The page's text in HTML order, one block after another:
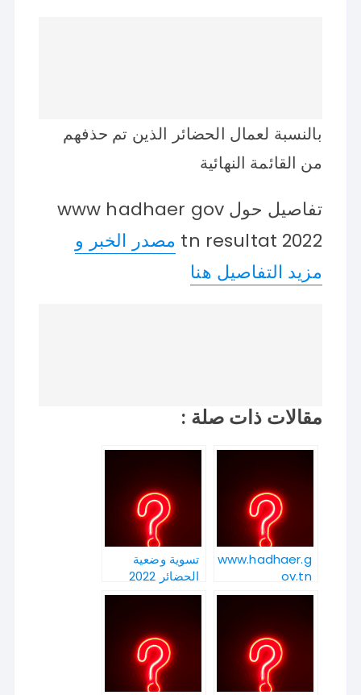
بالنسبة لعمال الحضائر الذين تم حذفهم
من القائمة النهائية
تفاصيل حول www hadhaer gov
tn resultat 2022 مصدر الخبر و
مزيد التفاصيل هنا
مقالات ذات صلة :
www.hadhaer.g
ov.tn
تسوية وضعية
الحضائر 2022